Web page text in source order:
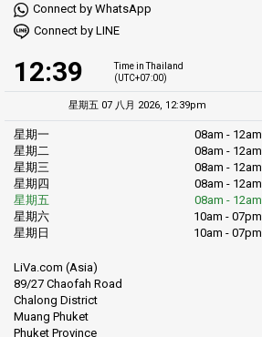
Connect by WhatsApp
Connect by LINE
12:39
Time in Thailand
(UTC+07:00)
星期五 07 八月 2026, 12:39pm
星期一
08am - 12am
星期二
08am - 12am
星期三
08am - 12am
星期四
08am - 12am
星期五
08am - 12am
星期六
10am - 07pm
星期日
10am - 07pm
LiVa.com (Asia)
89/27 Chaofah Road
Chalong District
Muang Phuket
Phuket Province